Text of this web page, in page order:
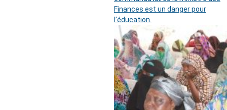
Finances est un danger pour
l’éducation.